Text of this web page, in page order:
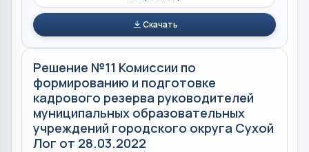
Скачать
Решение №11 Комиссии по
формированию и подготовке
кадрового резерва руководителей
муниципальных образовательных
учреждений городского округа Сухой
Лог от 28.03.2022